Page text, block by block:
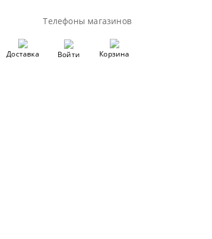
Телефоны магазинов
Доставка Войти Корзина